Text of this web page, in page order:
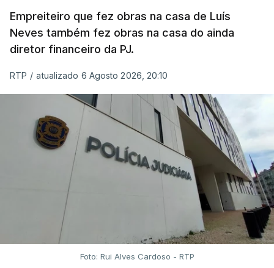
Empreiteiro que fez obras na casa de Luís
Neves também fez obras na casa do ainda
diretor financeiro da PJ.
RTP / atualizado 6 Agosto 2026, 20:10
Foto: Rui Alves Cardoso - RTP